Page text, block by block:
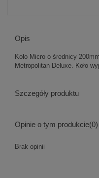
Opis
Koło Micro o średnicy
Metropolitan Deluxe. Koło
Szczegóły produktu
Opinie o tym produkcie(0)
Brak opinii